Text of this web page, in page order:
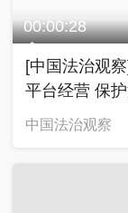
00:00:28
[中国法治观
平台经营 保
中国法治观察